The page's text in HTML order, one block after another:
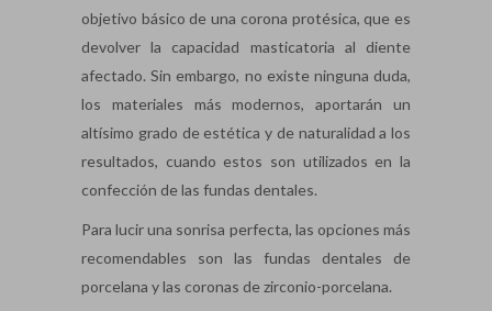
objetivo básico de una corona protésica, que es
devolver la capacidad masticatoria al diente
afectado. Sin embargo, no existe ninguna duda,
los materiales más modernos, aportarán un
altísimo grado de estética y de naturalidad a los
resultados, cuando estos son utilizados en la
confección de las fundas dentales.
Para lucir una sonrisa perfecta, las opciones más
recomendables son las fundas dentales de
porcelana y las coronas de zirconio-porcelana.